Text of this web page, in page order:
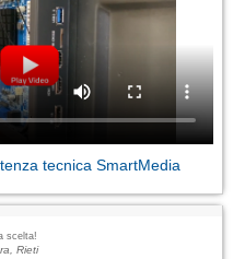
tecnica SmartMedia
scelta!
Rieti